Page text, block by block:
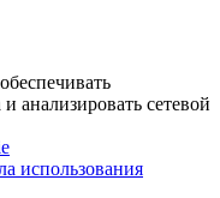
анализировать сетевой
использования